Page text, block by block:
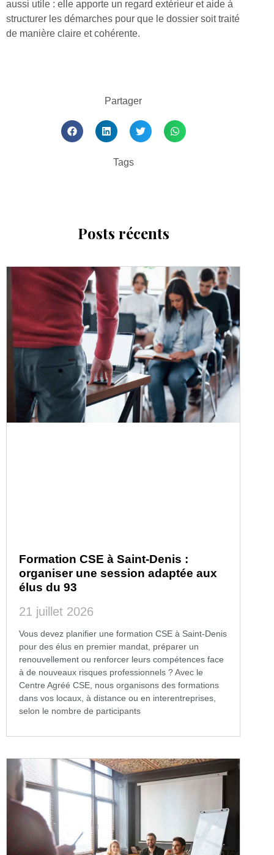
aussi utile : elle apporte un regard extérieur et aide à
structurer les démarches pour que le dossier soit traité
de manière claire et cohérente.
Partager
Tags
Posts récents
Formation CSE à Saint-Denis :
organiser une session adaptée aux
élus du 93
21 juillet 2026
Vous devez planifier une formation CSE à Saint-Denis
pour des élus en premier mandat, préparer un
renouvellement ou renforcer leurs compétences face
à de nouveaux risques professionnels ? Avec le
Centre Agréé CSE, nous organisons des formations
dans vos locaux, à distance ou en interentreprises,
selon le nombre de participants